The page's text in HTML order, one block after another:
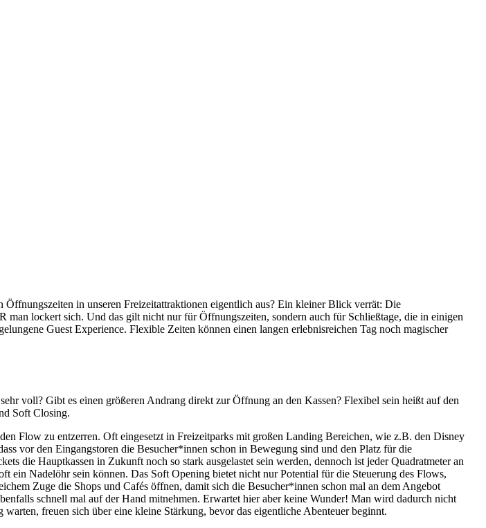
in unseren Freizeitattraktionen eigentlich aus? Ein kleiner Blick verrät: Die
lockert sich. Und das gilt nicht nur für Öffnungszeiten, sondern auch für Schließtage, die in einigen
Guest Experience. Flexible Zeiten können einen langen erlebnisreichen Tag noch magischer
voll? Gibt es einen größeren Andrang direkt zur Öffnung an den Kassen? Flexibel sein heißt auf den
Soft Closing.
Flow zu entzerren. Oft eingesetzt in Freizeitparks mit großen Landing Bereichen, wie z.B. den Disney
vor den Eingangstoren die Besucher*innen schon in Bewegung sind und den Platz für die
die Hauptkassen in Zukunft noch so stark ausgelastet sein werden, dennoch ist jeder Quadratmeter an
ein Nadelöhr sein können. Das Soft Opening bietet nicht nur Potential für die Steuerung des Flows,
Zuge die Shops und Cafés öffnen, damit sich die Besucher*innen schon mal an dem Angebot
schnell mal auf der Hand mitnehmen. Erwartet hier aber keine Wunder! Man wird dadurch nicht
freuen sich über eine kleine Stärkung, bevor das eigentliche Abenteuer beginnt.